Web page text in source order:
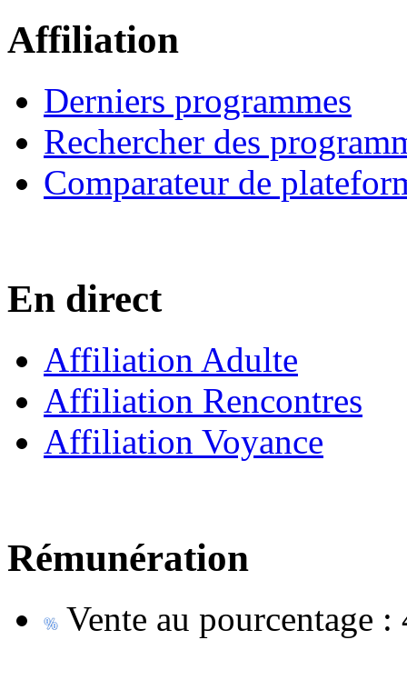
Affiliation
Derniers programmes
Rechercher des
Comparateur de
En direct
Affiliation Adulte
Affiliation Rencontres
Affiliation Voyance
Rémunération
Vente au pourcentage :